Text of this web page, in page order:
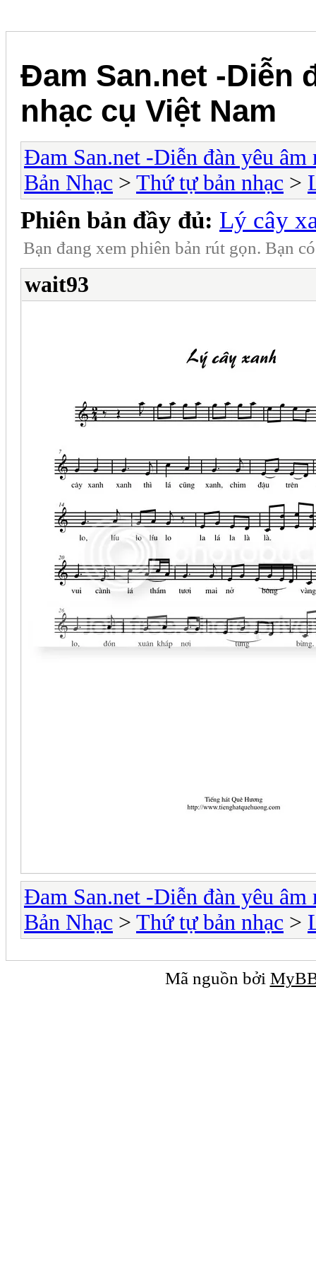
Đam San.net -Diễn
nhạc cụ Việt Nam
Đam San.net -Diễn đàn yêu âm
Bản Nhạc > Thứ tự bản nhạc >
Phiên bản đầy đủ: Lý cây
Bạn đang xem phiên bản rút gọn. Bạn
wait93
Đam San.net -Diễn đàn yêu âm
Bản Nhạc > Thứ tự bản nhạc >
Mã nguồn bởi